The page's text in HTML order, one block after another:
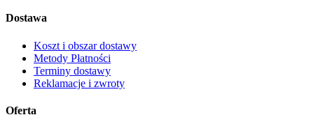
Dostawa
Koszt i obszar dostawy
Metody Płatności
Terminy dostawy
Reklamacje i zwroty
Oferta